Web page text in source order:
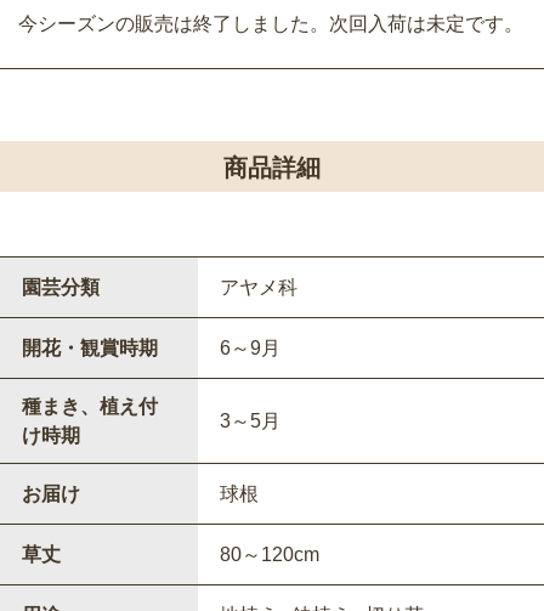
今シーズンの販売は終了しました。次回入荷は未定です。
商品詳細
園芸分類 アヤメ科
開花・観賞時期 6～9月
種まき、植え付
け時期
3～5月
お届け 球根
草丈 80～120cm